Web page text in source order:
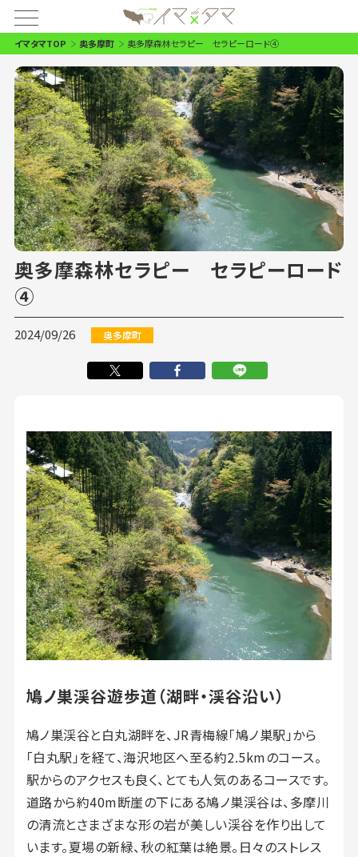
イマタマTOP 奥多摩町 奥多摩森林セラピー セラピーロード④
奥多摩森林セラピー セラピーロード
④
2024/09/26 奥多摩町
鳩ノ巣渓谷遊歩道（湖畔・渓谷沿い）
鳩ノ巣渓谷と白丸湖畔を、JR青梅線「鳩ノ巣駅」から
「白丸駅」を経て、海沢地区へ至る約2.5kmのコース。
駅からのアクセスも良く、とても人気のあるコースです。
道路から約40m断崖の下にある鳩ノ巣渓谷は、多摩川
の清流とさまざまな形の岩が美しい渓谷を作り出して
います。夏場の新緑、秋の紅葉は絶景。日々のストレス